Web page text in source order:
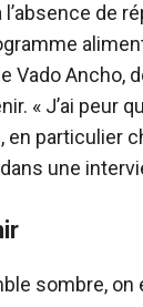
de
Vado Ancho,
« J’ai peur
en particulier
une
sombre,